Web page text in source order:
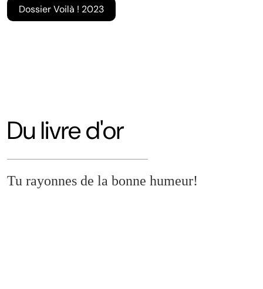
Dossier Voilà ! 2023
Du livre d'or
Tu rayonnes de la bonne humeur!